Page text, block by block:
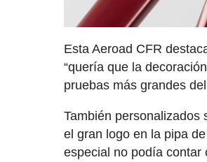
Esta Aeroad CFR
“quería que la
pruebas más grandes
También personalizados
el gran logo en la pipa
especial no podía contar